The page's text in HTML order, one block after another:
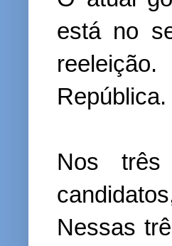
está no
República.
Nos três
Nessas